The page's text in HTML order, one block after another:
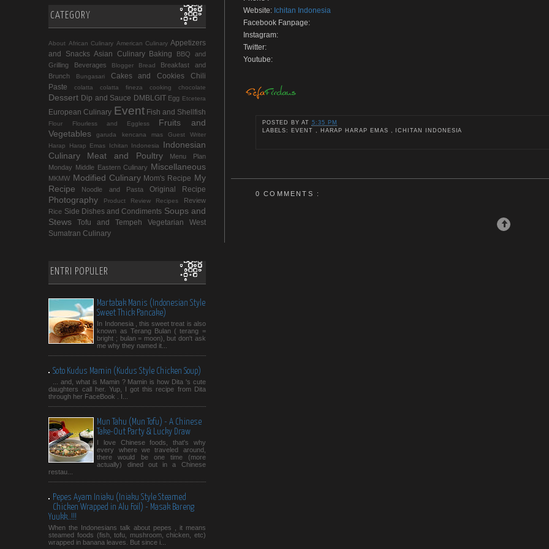
CATEGORY
About African Culinary American Culinary Appetizers
and Snacks Asian Culinary Baking
BBQ and
Grilling
Beverages Blogger Bread
Breakfast and
Brunch
Bungasari Cakes and Cookies
Chili
Paste
colatta colatta fineza cooking chocolate
Dessert Dip and Sauce DMBLGIT Egg Etcetera
European Culinary Event Fish and Shellfish
Flour Flourless and Eggless
Fruits and
Vegetables
garuda kencana mas
Guest Writer
Harap Harap Emas
Ichitan Indonesia
Indonesian
Culinary
Meat and Poultry
Menu Plan
Monday Middle Eastern Culinary Miscellaneous
MKMW Modified Culinary Mom's Recipe My
Recipe
Noodle and Pasta Original Recipe
Photography Product Review Recipes
Review
Rice Side Dishes and Condiments Soups and
Stews
Tofu and Tempeh Vegetarian
West
Sumatran Culinary
ENTRI POPULER
Martabak Manis (Indonesian Style
Sweet Thick Pancake)
In Indonesia , this sweet treat is also
known as Terang Bulan ( terang =
bright ; bulan = moon), but don't ask
me why they named it...
Soto Kudus Mamin (Kudus Style Chicken Soup)
... and, what is Mamin ? Mamin is how Dita 's cute
daughters call her. Yup, I got this recipe from Dita
through her FaceBook . I...
Mun Tahu (Mun Tofu) - A Chinese
Take-Out Party & Lucky Draw
I love Chinese foods, that's why
every where we traveled around,
there would be one time (more
actually) dined out in a Chinese
restau...
Pepes Ayam Iniaku (Iniaku Style Steamed
Chicken Wrapped in Alu Foil) - Masak Bareng
Yuukk..!!!
When the Indonesians talk about pepes , it means
steamed foods (fish, tofu, mushroom, chicken, etc)
wrapped in banana leaves. But since i...
Website: Ichitan Indonesia
Facebook Fanpage:
Instagram:
Twitter:
Youtube:
POSTED BYAT 5:35 PM
LABELS: EVENT , HARAP HARAP EMAS , ICHITAN INDONESIA
0 COMMENTS :